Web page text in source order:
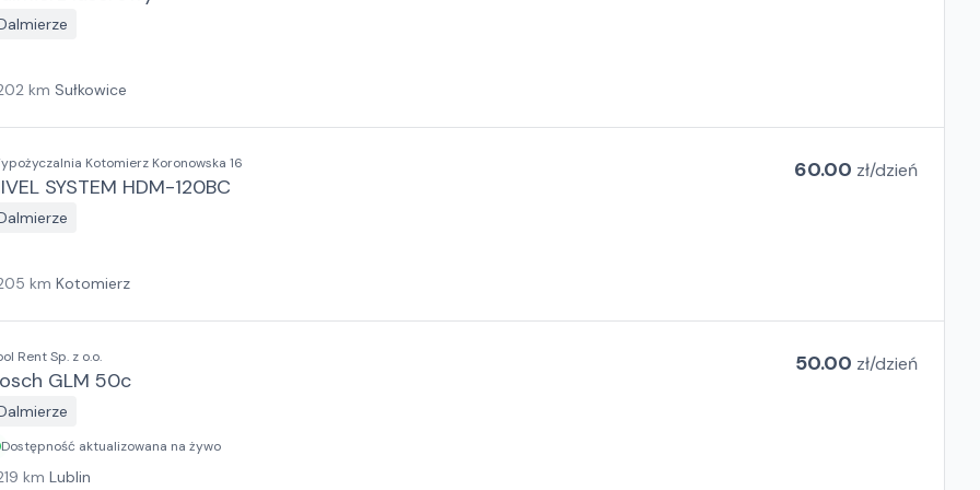
km Sułkowice
Kotomierz Koronowska 16
SYSTEM HDM-120BC
60.00 zł/dzień
km Kotomierz
Rent Sp. z o.o.
GLM 50c
50.00 zł/dzień
Dostępność aktualizowana na żywo
km Lublin